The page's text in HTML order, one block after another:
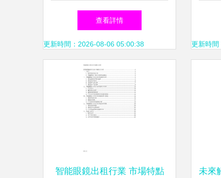
以人臉識別開啟智能交互新紀
元
查看詳情
更新時間：2026-08-06 05:00:38 更新時間
智能眼鏡出租行業 市場特點 未來